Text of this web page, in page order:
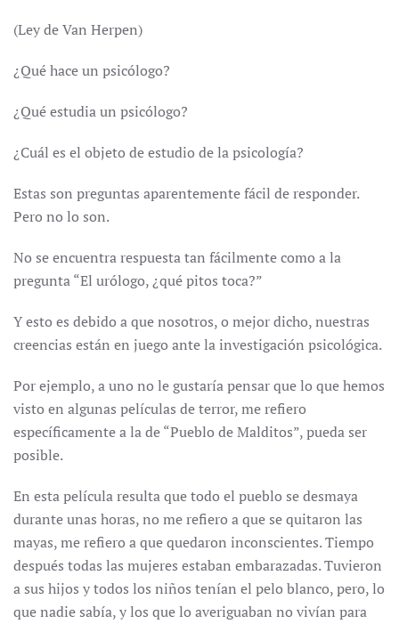
(Ley de Van Herpen)
¿Qué hace un psicólogo?
¿Qué estudia un psicólogo?
¿Cuál es el objeto de estudio de la psicología?
Estas son preguntas aparentemente fácil de responder.
Pero no lo son.
No se encuentra respuesta tan fácilmente como a la
pregunta “El urólogo, ¿qué pitos toca?”
Y esto es debido a que nosotros, o mejor dicho, nuestras
creencias están en juego ante la investigación psicológica.
Por ejemplo, a uno no le gustaría pensar que lo que hemos
visto en algunas películas de terror, me refiero
específicamente a la de “Pueblo de Malditos”, pueda ser
posible.
En esta película resulta que todo el pueblo se desmaya
durante unas horas, no me refiero a que se quitaron las
mayas, me refiero a que quedaron inconscientes. Tiempo
después todas las mujeres estaban embarazadas. Tuvieron
a sus hijos y todos los niños tenían el pelo blanco, pero, lo
que nadie sabía, y los que lo averiguaban no vivían para